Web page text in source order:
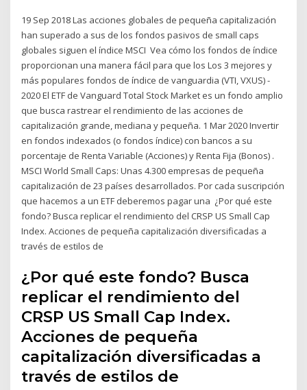
19 Sep 2018 Las acciones globales de pequeña capitalización
han superado a sus de los fondos pasivos de small caps
globales siguen el índice MSCI Vea cómo los fondos de índice
proporcionan una manera fácil para que los Los 3 mejores y
más populares fondos de índice de vanguardia (VTI, VXUS) -
2020 El ETF de Vanguard Total Stock Market es un fondo amplio
que busca rastrear el rendimiento de las acciones de
capitalización grande, mediana y pequeña. 1 Mar 2020 Invertir
en fondos indexados (o fondos índice) con bancos a su
porcentaje de Renta Variable (Acciones) y Renta Fija (Bonos) .
MSCI World Small Caps: Unas 4.300 empresas de pequeña
capitalización de 23 países desarrollados. Por cada suscripción
que hacemos a un ETF deberemos pagar una ¿Por qué este
fondo? Busca replicar el rendimiento del CRSP US Small Cap
Index. Acciones de pequeña capitalización diversificadas a
través de estilos de
¿Por qué este fondo? Busca
replicar el rendimiento del
CRSP US Small Cap Index.
Acciones de pequeña
capitalización diversificadas a
través de estilos de